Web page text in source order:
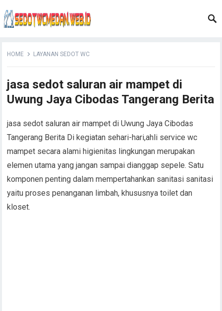
HOME LAYANAN SEDOT WC
jasa sedot saluran air mampet di
Uwung Jaya Cibodas Tangerang Berita
jasa sedot saluran air mampet di Uwung Jaya Cibodas
Tangerang Berita Di kegiatan sehari-hari,ahli service wc
mampet secara alami higienitas lingkungan merupakan
elemen utama yang jangan sampai dianggap sepele. Satu
komponen penting dalam mempertahankan sanitasi sanitasi
yaitu proses penanganan limbah, khususnya toilet dan
kloset.